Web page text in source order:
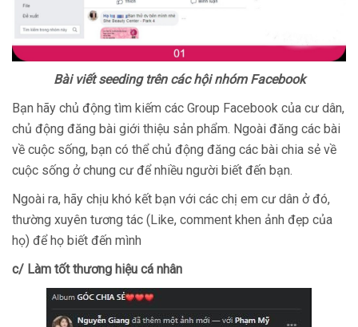
Bài viết seeding trên các hội nhóm Facebook
Bạn hãy chủ động tìm kiếm các Group Facebook của cư dân,
chủ động đăng bài giới thiệu sản phẩm. Ngoài đăng các bài
về cuộc sống, bạn có thể chủ động đăng các bài chia sẻ về
cuộc sống ở chung cư để nhiều người biết đến bạn.
Ngoài ra, hãy chịu khó kết bạn với các chị em cư dân ở đó,
thường xuyên tương tác (Like, comment khen ảnh đẹp của
họ) để họ biết đến mình
c/ Làm tốt thương hiệu cá nhân